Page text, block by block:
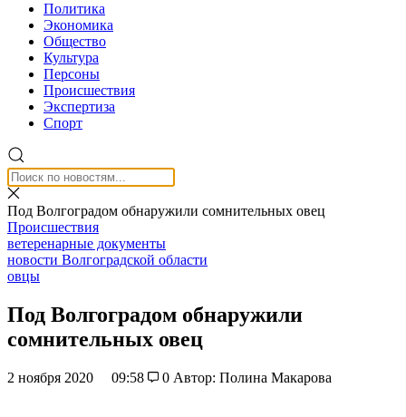
Политика
Экономика
Общество
Культура
Персоны
Происшествия
Экспертиза
Спорт
Под Волгоградом обнаружили сомнительных овец
Происшествия
ветеренарные документы
новости Волгоградской области
овцы
Под Волгоградом обнаружили
сомнительных овец
2 ноября 2020 09:58 0 Автор: Полина Макарова